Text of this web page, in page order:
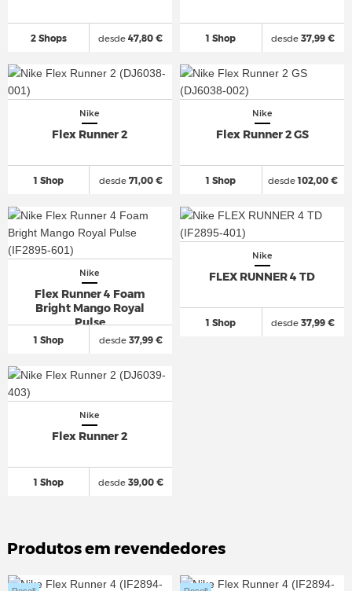
2 Shops desde 47,80 € 1 Shop desde 37,99 €
Nike
Flex Runner 2
1 Shop desde71,00 €
Nike
Flex Runner 2 GS
1 Shop desde102,00 €
Nike
Flex Runner 4 Foam
Bright Mango Royal
Pulse
1 Shop desde37,99 €
Nike
FLEX RUNNER 4 TD
1 Shop desde 37,99 €
Nike
Flex Runner 2
1 Shop desde39,00 €
Produtos em revendedores